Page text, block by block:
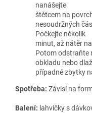
nanášejte
štětcem na
nesoudržných
Počkejte několik
minut, až nátěr
Potom odstraňte
obkladu nebo
případné zbytky
Spotřeba: Závisí na
Balení: lahvičky s